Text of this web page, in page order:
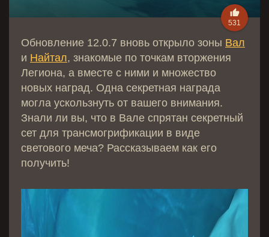

531
Обновление 12.0.7 вновь открыло зоны Вал
и Найтал, знакомые по точкам вторжения
Легиона, а вместе с ними и множество
новых наград. Одна секретная награда
могла ускользнуть от вашего внимания.
Знали ли вы, что в Вале спрятан секретный
сет для трансмогрификации в виде
светового меча? Рассказываем как его
получить!